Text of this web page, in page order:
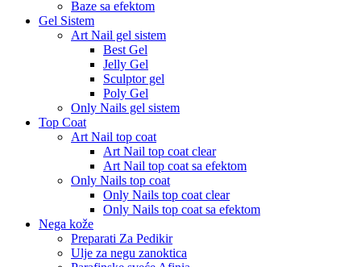
Baze sa efektom
Gel Sistem
Art Nail gel sistem
Best Gel
Jelly Gel
Sculptor gel
Poly Gel
Only Nails gel sistem
Top Coat
Art Nail top coat
Art Nail top coat clear
Art Nail top coat sa efektom
Only Nails top coat
Only Nails top coat clear
Only Nails top coat sa efektom
Nega kože
Preparati Za Pedikir
Ulje za negu zanoktica